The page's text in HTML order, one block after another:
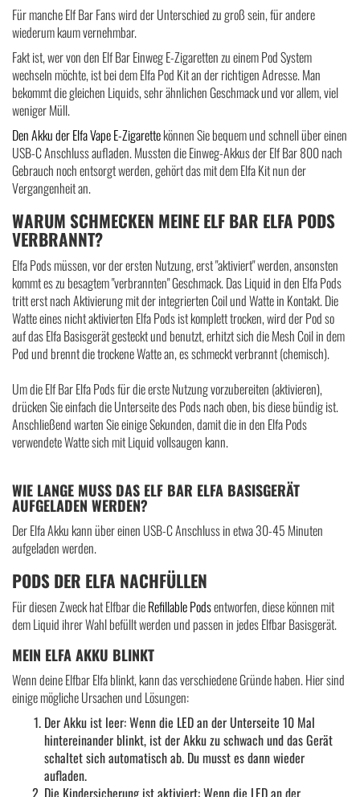
Für manche Elf Bar Fans wird der Unterschied zu groß sein, für andere
wiederum kaum vernehmbar.
Fakt ist, wer von den Elf Bar Einweg E-Zigaretten zu einem Pod System
wechseln möchte, ist bei dem Elfa Pod Kit an der richtigen Adresse. Man
bekommt die gleichen Liquids, sehr ähnlichen Geschmack und vor allem, viel
weniger Müll.
Den Akku der Elfa Vape E-Zigarettekönnen Sie bequem und schnell über einen
USB-C Anschluss aufladen. Mussten die Einweg-Akkus der Elf Bar 800 nach
Gebrauch noch entsorgt werden, gehört das mit dem Elfa Kit nun der
Vergangenheit an.
WARUM SCHMECKEN MEINE ELF BAR ELFA PODS
VERBRANNT?
Elfa Pods müssen, vor der ersten Nutzung, erst "aktiviert" werden, ansonsten
kommt es zu besagtem "verbrannten" Geschmack. Das Liquid in den Elfa Pods
tritt erst nach Aktivierung mit der integrierten Coil und Watte in Kontakt. Die
Watte eines nicht aktivierten Elfa Pods ist komplett trocken, wird der Pod so
auf das Elfa Basisgerät gesteckt und benutzt, erhitzt sich die Mesh Coil in dem
Pod und brennt die trockene Watte an, es schmeckt verbrannt (chemisch).
Um die Elf Bar Elfa Pods für die erste Nutzung vorzubereiten (aktivieren),
drücken Sie einfach die Unterseite des Pods nach oben, bis diese bündig ist.
Anschließend warten Sie einige Sekunden, damit die in den Elfa Pods
verwendete Watte sich mit Liquid vollsaugen kann.
WIE LANGE MUSS DAS ELF BAR ELFA BASISGERÄT
AUFGELADEN WERDEN?
Der Elfa Akku kann über einen USB-C Anschluss in etwa 30-45 Minuten
aufgeladen werden.
PODS DER ELFA NACHFÜLLEN
Für diesen Zweck hat Elfbar dieRefillable Podsentworfen, diese können mit
dem Liquid ihrer Wahl befüllt werden und passen in jedes Elfbar Basisgerät.
MEIN ELFA AKKU BLINKT
Wenn deine Elfbar Elfa blinkt, kann das verschiedene Gründe haben. Hier sind
einige mögliche Ursachen und Lösungen:
Der Akku ist leer: Wenn die LED an der Unterseite 10 Mal
hintereinander blinkt, ist der Akku zu schwach und das Gerät
schaltet sich automatisch ab. Du musst es dann wieder
aufladen.
Die Kindersicherung ist aktiviert: Wenn die LED an der